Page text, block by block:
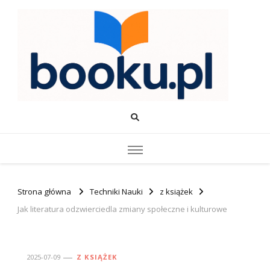
Booku.pl – Wiedza i Rozwój
Strona główna Techniki Nauki
z książek
Jak literatura odzwierciedla zmiany społeczne i kulturowe
2025-07-09 Z KSIĄŻEK